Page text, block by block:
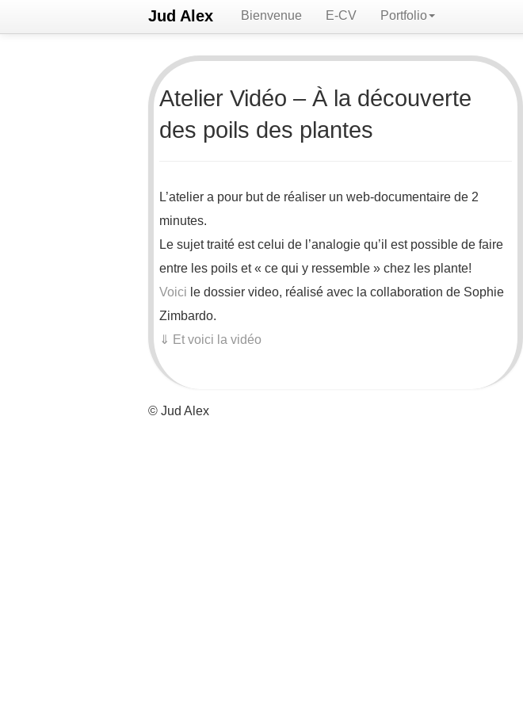
Jud Alex Bienvenue E-CV Portfolio
Atelier Vidéo – À la découverte
des poils des plantes
L’atelier a pour but de réaliser un web-documentaire de 2
minutes.
Le sujet traité est celui de l’analogie qu’il est possible de faire
entre les poils et « ce qui y ressemble » chez les plante!
Voici le dossier video, réalisé avec la collaboration de Sophie
Zimbardo.
⇓ Et voici la vidéo
© Jud Alex